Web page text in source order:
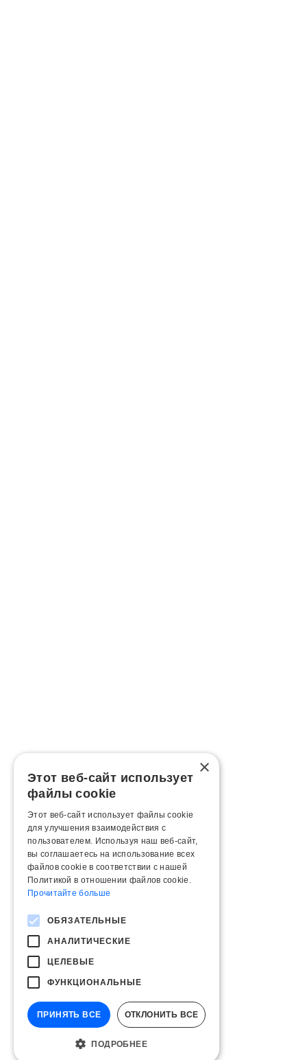
×
Этот веб-сайт использует
файлы cookie
Этот веб-сайт использует файлы cookie
для улучшения взаимодействия с
пользователем. Используя наш веб-сайт,
вы соглашаетесь на использование всех
файлов cookie в соответствии с нашей
Политикой в ​​отношении файлов cookie.
Прочитайте больше
ОБЯЗАТЕЛЬНЫЕ
АНАЛИТИЧЕСКИЕ
ЦЕЛЕВЫЕ
ФУНКЦИОНАЛЬНЫЕ
ПРИНЯТЬ ВСЕ ОТКЛОНИТЬ ВСЕ
ПОДРОБНЕЕ